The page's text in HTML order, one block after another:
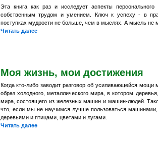
Эта книга как раз и исследует аспекты
собственным трудом и умением. Ключ к успеху - в
поступках мудрости не больше, чем в мыслях. А мысль не
Читать далее
Моя жизнь, мои достижения
Когда кто-либо заводит разговор об усиливающейся
образ холодного, металлического мира, в котором
мира, состоящего из железных машин и машин-людей.
что, если мы не научимся лучше пользоваться
деревьями и птицами, цветами и лугами.
Читать далее